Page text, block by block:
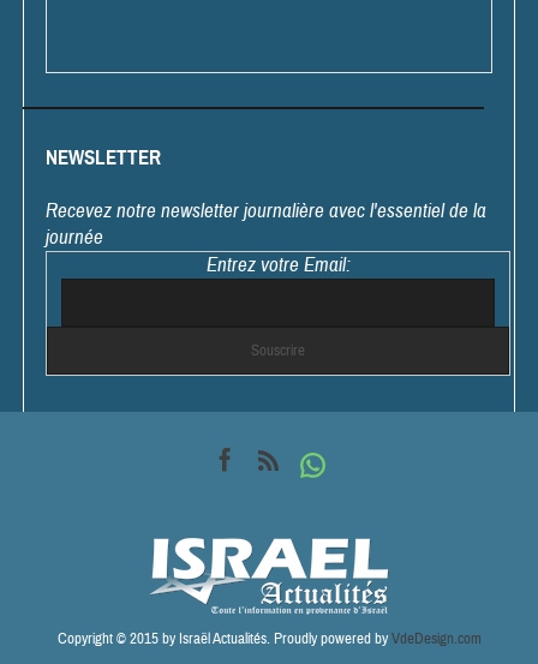
NEWSLETTER
Recevez notre newsletter journalière avec l'essentiel de la
journée
Entrez votre Email:
Copyright © 2015 by Israël Actualités. Proudly powered byVdeDesign.com